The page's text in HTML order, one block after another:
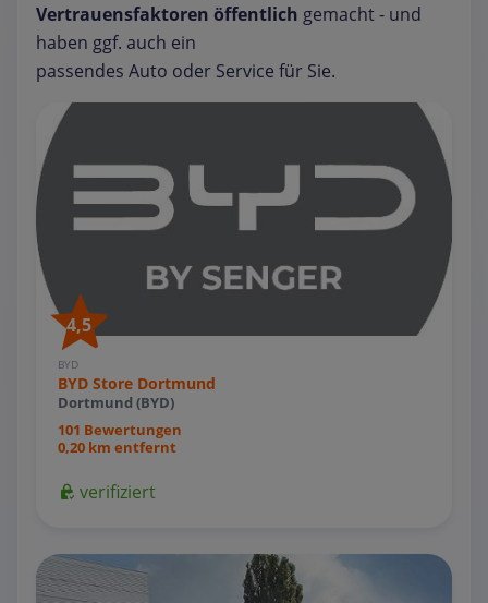
Vertrauensfaktoren öffentlich gemacht - und
haben ggf. auch ein
passendes Auto oder Service für Sie.
4,5
BYD
BYD Store Dortmund
Dortmund (BYD)
101 Bewertungen
0,20 km entfernt
verifiziert